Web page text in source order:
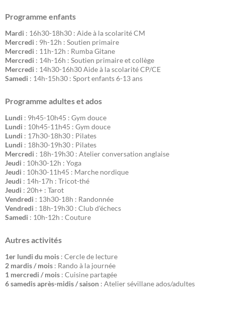
Programme enfants
Mardi : 16h30-18h30 : Aide à la scolarité CM
Mercredi : 9h-12h : Soutien primaire
Mercredi : 11h-12h : Rumba Gitane
Mercredi : 14h-16h : Soutien primaire et collège
Mercredi : 14h30-16h30 Aide à la scolarité CP/CE
Samedi : 14h-15h30 : Sport enfants 6-13 ans
Programme adultes et ados
Lundi : 9h45-10h45 : Gym douce
Lundi : 10h45-11h45 : Gym douce
Lundi : 17h30-18h30 : Pilates
Lundi : 18h30-19h30 : Pilates
Mercredi : 18h-19h30 : Atelier conversation anglaise
Jeudi : 10h30-12h : Yoga
Jeudi : 10h30-11h45 : Marche nordique
Jeudi : 14h-17h : Tricot-thé
Jeudi : 20h+ : Tarot
Vendredi : 13h30-18h : Randonnée
Vendredi : 18h-19h30 : Club d'échecs
Samedi : 10h-12h : Couture
Autres activités
1er lundi du mois : Cercle de lecture
2 mardis / mois : Rando à la journée
1 mercredi / mois : Cuisine partagée
6 samedis après-midis / saison : Atelier sévillane ados/adultes